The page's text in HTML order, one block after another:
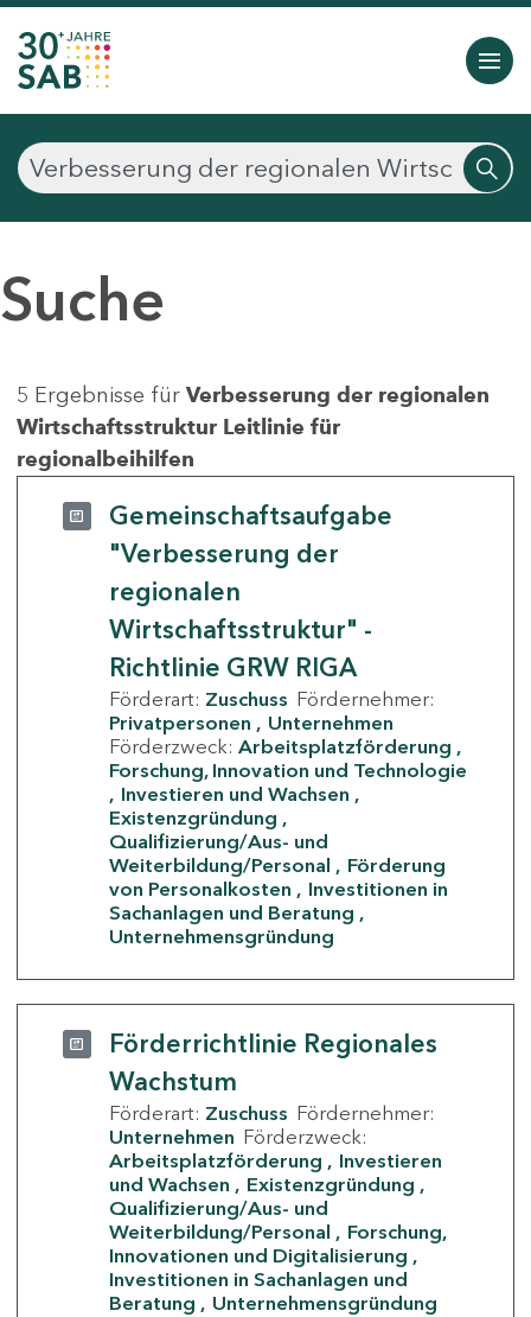
Suche
5 Ergebnisse für Verbesserung der regionalen
Wirtschaftsstruktur Leitlinie für
regionalbeihilfen
Gemeinschaftsaufgabe
"Verbesserung der
regionalen
Wirtschaftsstruktur" -
Richtlinie GRW RIGA
Förderart: Zuschuss Fördernehmer:
Privatpersonen
Unternehmen
Förderzweck: Arbeitsplatzförderung
Forschung, Innovation und Technologie
Investieren und Wachsen
Existenzgründung
Qualifizierung/Aus- und
Weiterbildung/Personal
Förderung
von Personalkosten
Investitionen in
Sachanlagen und Beratung
Unternehmensgründung
Förderrichtlinie Regionales
Wachstum
Förderart: Zuschuss Fördernehmer:
Unternehmen Förderzweck:
Arbeitsplatzförderung
Investieren
und Wachsen
Existenzgründung
Qualifizierung/Aus- und
Weiterbildung/Personal
Forschung,
Innovationen und Digitalisierung
Investitionen in Sachanlagen und
Beratung
Unternehmensgründung